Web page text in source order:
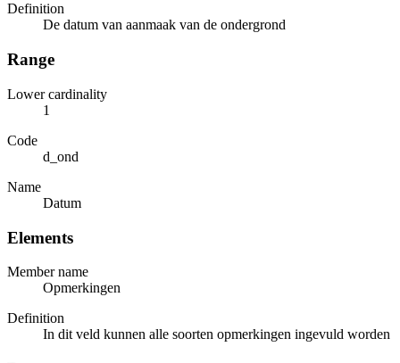
Definition
De datum van aanmaak van de ondergrond
Range
Lower cardinality
1
Code
d_ond
Name
Datum
Elements
Member name
Opmerkingen
Definition
In dit veld kunnen alle soorten opmerkingen ingevuld worden